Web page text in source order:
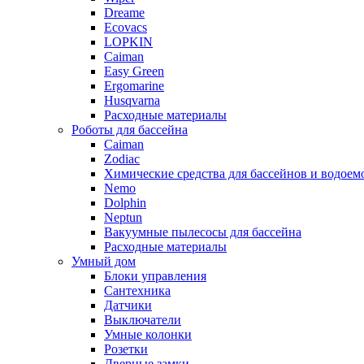
Dreame
Ecovacs
LOPKIN
Caiman
Easy Green
Ergomarine
Husqvarna
Расходные материалы
Роботы для бассейна
Caiman
Zodiac
Химические средства для бассейнов и
Nemo
Dolphin
Neptun
Вакуумные пылесосы для бассейна
Расходные материалы
Умный дом
Блоки управления
Сантехника
Датчики
Выключатели
Умные колонки
Розетки